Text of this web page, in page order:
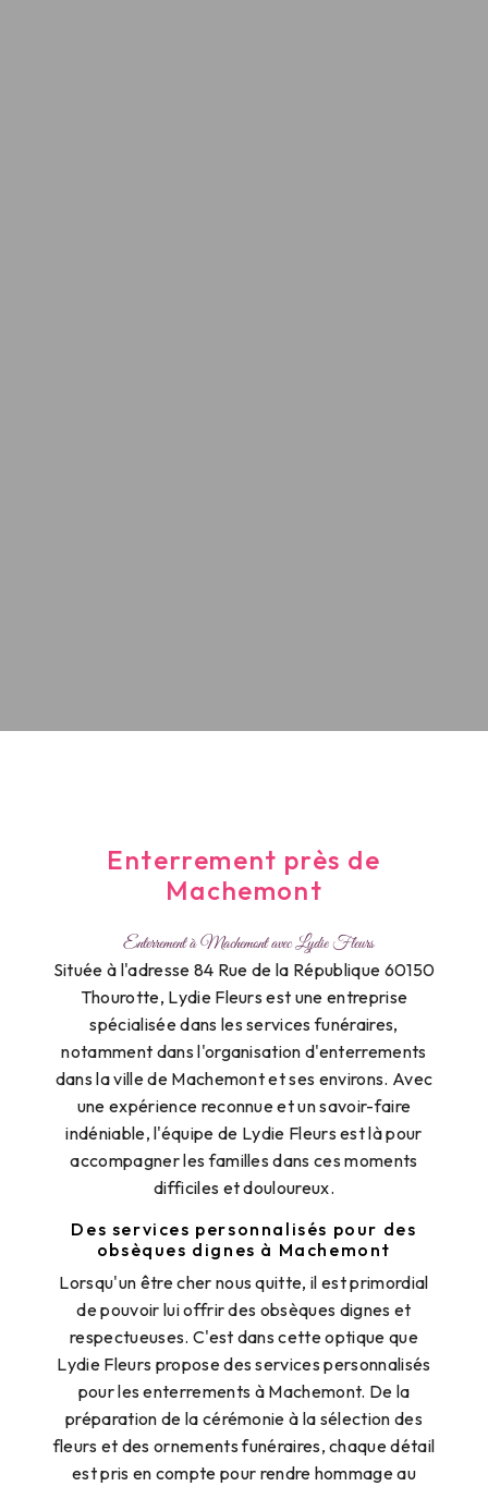
Enterrement près de
Machemont
Enterrement à Machemont avec Lydie Fleurs
Située à l'adresse 84 Rue de la République 60150
Thourotte, Lydie Fleurs est une entreprise
spécialisée dans les services funéraires,
notamment dans l'organisation d'enterrements
dans la ville de Machemont et ses environs. Avec
une expérience reconnue et un savoir-faire
indéniable, l'équipe de Lydie Fleurs est là pour
accompagner les familles dans ces moments
difficiles et douloureux.
Des services personnalisés pour des
obsèques dignes à Machemont
Lorsqu'un être cher nous quitte, il est primordial
de pouvoir lui offrir des obsèques dignes et
respectueuses. C'est dans cette optique que
Lydie Fleurs propose des services personnalisés
pour les enterrements à Machemont. De la
préparation de la cérémonie à la sélection des
fleurs et des ornements funéraires, chaque détail
est pris en compte pour rendre hommage au